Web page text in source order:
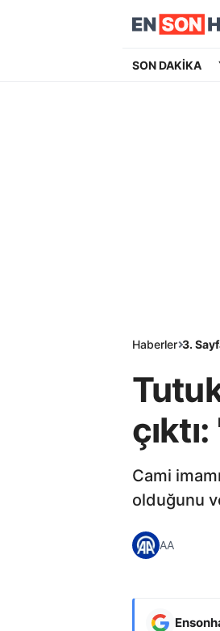
SON DAKİKA
Haberler 3.
Cami
olduğunu
AA